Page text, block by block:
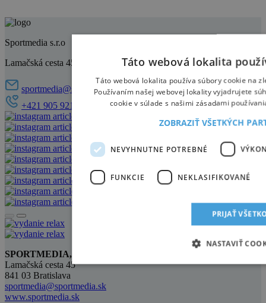
Sportmedia s.r.o
Lamačská cesta 45, 841 03 Bratislava
sportmedia@sportmedia.sk
+421 905 921 521
SPORTMEDIA, S.R.O.
Lamačská cesta 45
841 03 Bratislava
sportmedia@sportmedia.sk
www.sportmedia.sk
Táto webová lokalita
Táto webová lokalita používa súbory cookie na
Používaním našej webovej lokality vyjadrujete
cookie v súlade s našimi zásadami
ZOBRAZIŤ VŠETKÝCH
NEVYHNUTNE POTREBNÉ
FUNKCIE NEKLASIFIKOVANÉ
PRIJAŤ
NASTAVIŤ